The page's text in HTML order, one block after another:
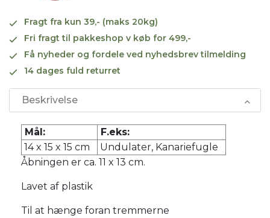
Fragt fra kun 39,- (maks 20kg)
Fri fragt til pakkeshop v køb for 499,-
Få nyheder og fordele ved nyhedsbrev tilmelding
14 dages fuld returret
Beskrivelse
Mål:
F.eks:
14 x 15 x 15 cm
Undulater, Kanariefugle
Åbningen er ca. 11 x 13 cm.
Lavet af plastik
Til at hænge foran tremmerne